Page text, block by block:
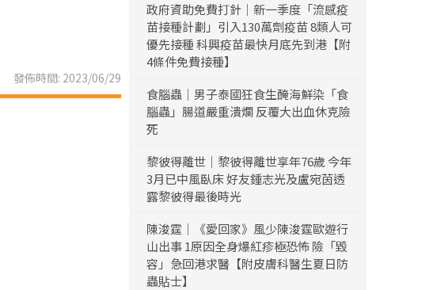
發佈時間: 2023/06/29
政府資助免費打針｜新一季度「流感疫
苗接種計劃」引入130萬劑疫苗 8類人可
優先接種 科興疫苗最快月底先到港【附
4條件免費接種】
食腦蟲｜男子泰國狂食生醃海鮮染「食
腦蟲」腸道嚴重潰爛 反覆大出血休克險
死
黎彼得離世｜黎彼得離世享年76歲 今年
3月已中風臥床 好友鍾志光及盧宛茵透
露黎彼得最後時光
陳浚霆｜《愛回家》風少陳浚霆歐遊行
山出事 1原因全身爆紅疹極恐怖 險「毀
容」急回港求醫【附皮膚科醫生夏日防
蟲貼士】